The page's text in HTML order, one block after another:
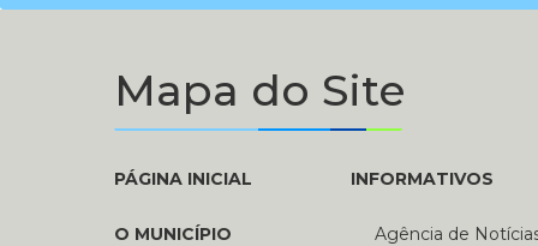
Mapa do Site
PÁGINA INICIAL
O MUNICÍPIO
INFORMATIVOS
Agência de